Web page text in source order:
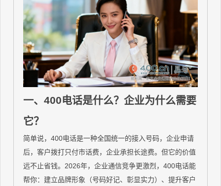
一、400电话是什么？企业为什么需要
它？
简单说，400电话是一种全国统一的接入号码，企业申请
后，客户拨打只付市话费，企业承担长途费。但它的价值
远不止省钱。2026年，企业通信竞争更激烈，400电话能
帮你：建立品牌形象（号码好记、彰显实力）、提升客户